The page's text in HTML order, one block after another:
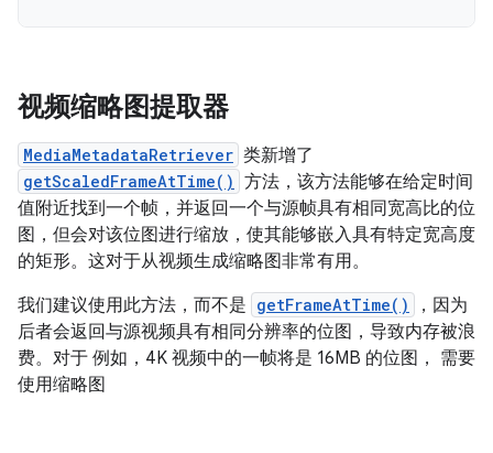
视频缩略图提取器
MediaMetadataRetriever 类新增了
getScaledFrameAtTime() 方法，该方法能够在给定时间
值附近找到一个帧，并返回一个与源帧具有相同宽高比的位
图，但会对该位图进行缩放，使其能够嵌入具有特定宽高度
的矩形。这对于从视频生成缩略图非常有用。
我们建议使用此方法，而不是 getFrameAtTime()
，因为
后者会返回与源视频具有相同分辨率的位图，导致内存被浪
费。对于 例如，4K 视频中的一帧将是 16MB 的位图， 需要
使用缩略图